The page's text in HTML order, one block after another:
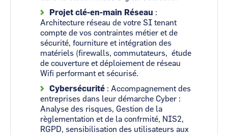
Projet clé-en-main Réseau :
Architecture réseau de votre SI tenant
compte de vos contraintes métier et de
sécurité, fourniture et intégration des
matériels (firewalls, commutateurs, étude
de couverture et déploiement de réseau
Wifi performant et sécurisé.
Cybersécurité : Accompagnement des
entreprises dans leur démarche Cyber :
Analyse des risques, Gestion de la
règlementation et de la confrmité, NIS2,
RGPD, sensibilisation des utilisateurs aux